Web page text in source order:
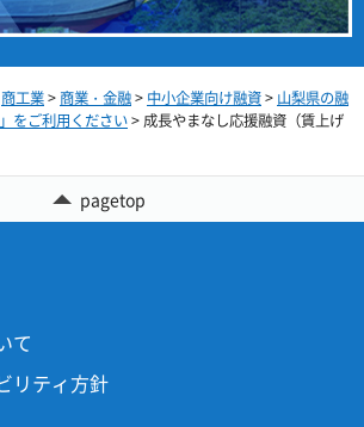
商工業> 商業・金融> 中小企業向け融資> 山梨県の融
をご利用ください> 成長やまなし応援融資（賃上げ
pagetop
て
リティ方針